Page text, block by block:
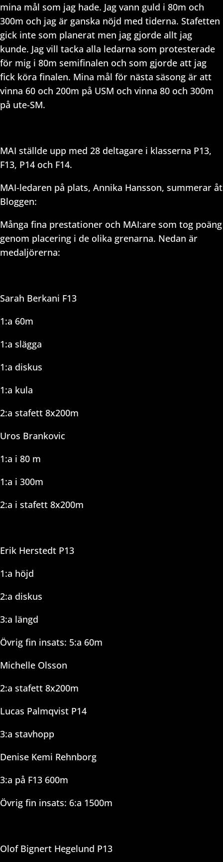
mina mål som jag hade. Jag vann guld i 80m och
300m och jag är ganska nöjd med tiderna. Stafetten
gick inte som planerat men jag gjorde allt jag
kunde. Jag vill tacka alla ledarna som protesterade
för mig i 80m semifinalen och som gjorde att jag
fick köra finalen. Mina mål för nästa säsong är att
vinna 60 och 200m på USM och vinna 80 och 300m
på ute-SM.
MAI ställde upp med 28 deltagare i klasserna P13,
F13, P14 och F14.
MAI-ledaren på plats, Annika Hansson, summerar åt
Bloggen:
Många fina prestationer och MAI:are som tog poäng
genom placering i de olika grenarna. Nedan är
medaljörerna:
Sarah Berkani F13
1:a 60m
1:a slägga
1:a diskus
1:a kula
2:a stafett 8x200m
Uros Brankovic
1:a i 80 m
1:a i 300m
2:a i stafett 8x200m
Erik Herstedt P13
1:a höjd
2:a diskus
3:a längd
Övrig fin insats: 5:a 60m
Michelle Olsson
2:a stafett 8x200m
Lucas Palmqvist P14
3:a stavhopp
Denise Kemi Rehnborg
3:a på F13 600m
Övrig fin insats: 6:a 1500m
Olof Bignert Hegelund P13